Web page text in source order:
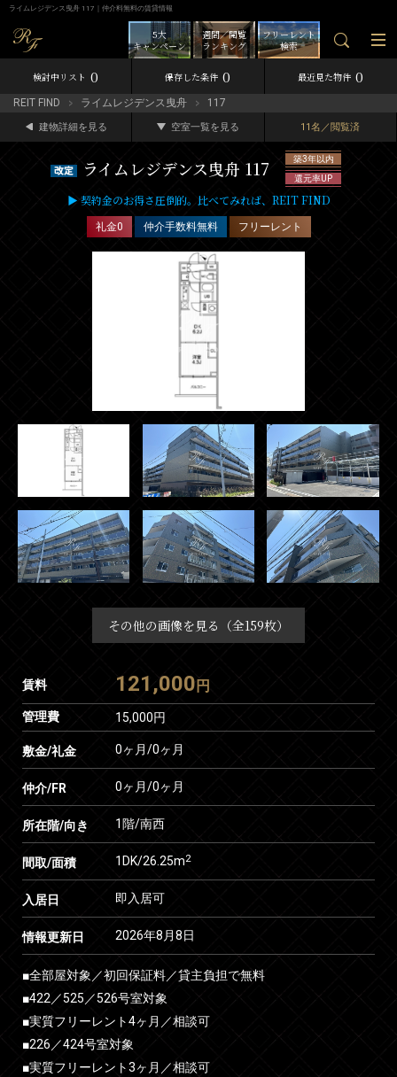
ライムレジデンス曳舟 117｜仲介料無料の賃貸情報
フリーレント
検索
週間／閲覧
ランキング
5大
キャンペーン
検討中リスト 0 保存した条件 0 最近見た物件 0
REIT FIND ライムレジデンス曳舟 117
建物詳細を見る 空室一覧を見る 11名／閲覧済
ライムレジデンス曳舟 117
築3年以内
還元率UP
▶ 契約金のお得さ圧倒的。比べてみれば、REIT FIND
礼金0 仲介手数料無料 フリーレント
その他の画像を見る（全159枚）
賃料 121,000 円
管理費 15,000円
敷金/礼金 0ヶ月/0ヶ月
仲介/FR 0ヶ月/0ヶ月
所在階/向き 1階/南西
間取/面積 1DK/26.25m2
入居日 即入居可
情報更新日 2026年8月8日
■全部屋対象／初回保証料／貸主負担で無料
■422／525／526号室対象
■実質フリーレント4ヶ月／相談可
■226／424号室対象
■実質フリーレント3ヶ月／相談可